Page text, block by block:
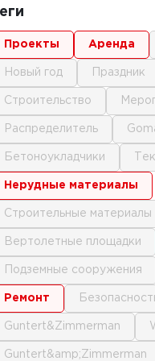
проекты аренда
новый год праздник
строительство
распределитель
бетоноукладчики
нерудные материалы
строительные материалы
вертолетные площадки
подземные сооружения
ремонт
Guntert&Zimmerman
Guntert&amp;Zimmerman